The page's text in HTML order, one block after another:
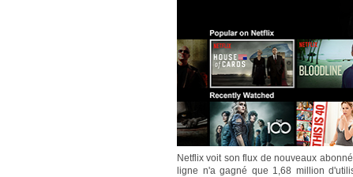
Netflix voit son flux de nouveaux
ligne n'a gagné que 1,68 million